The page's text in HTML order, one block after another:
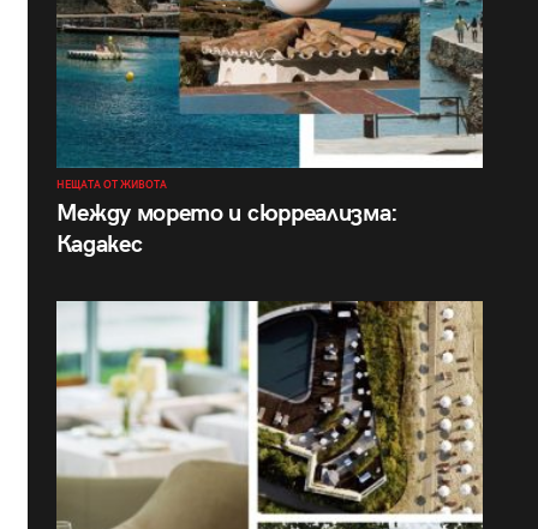
НЕЩАТА ОТ ЖИВОТА
Между морето и сюрреализма:
Кадакес